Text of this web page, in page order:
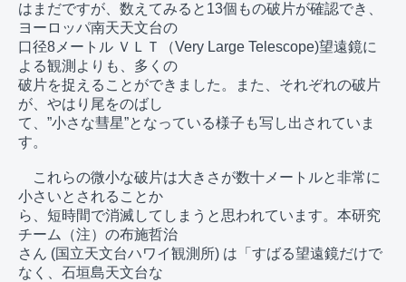
はまだですが、数えてみると13個もの破片が確認でき、
ヨーロッパ南天天文台の
口径8メートル ＶＬＴ（Very Large Telescope)望遠鏡に
よる観測よりも、多くの
破片を捉えることができました。また、それぞれの破片
が、やはり尾をのばし
て、”小さな彗星”となっている様子も写し出されていま
す。
これらの微小な破片は大きさが数十メートルと非常に
小さいとされることか
ら、短時間で消滅してしまうと思われています。本研究
チーム（注）の布施哲治
さん (国立天文台ハワイ観測所) は「すばる望遠鏡だけで
なく、石垣島天文台な